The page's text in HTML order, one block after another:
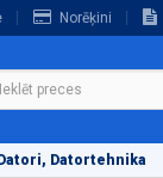
Norēķini
Datori, Datortehnika